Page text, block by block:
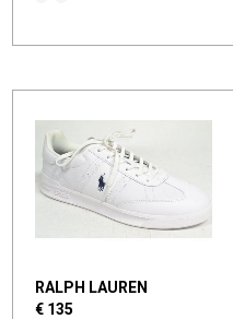
RALPH LAUREN
€ 135